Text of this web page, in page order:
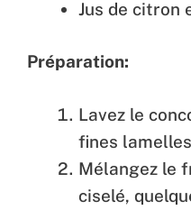
Jus de citron
Préparation:
Lavez le
fines lamelles
Mélangez le
ciselé,